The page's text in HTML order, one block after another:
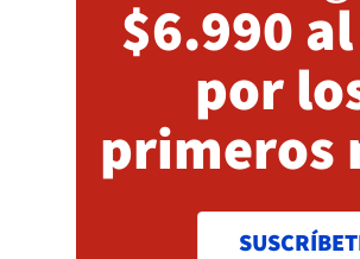
$6.990
por
primeros